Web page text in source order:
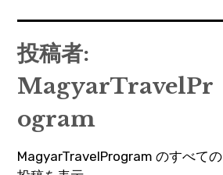
稿
ナ
ビ
ゲ
ー
シ
ョ
投稿者:
MagyarTravelPr
ogram
MagyarTravelProgram のすべての